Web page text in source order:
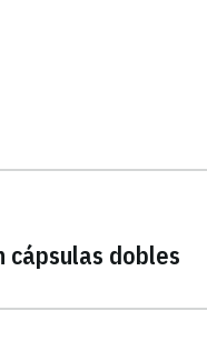
cápsulas dobles